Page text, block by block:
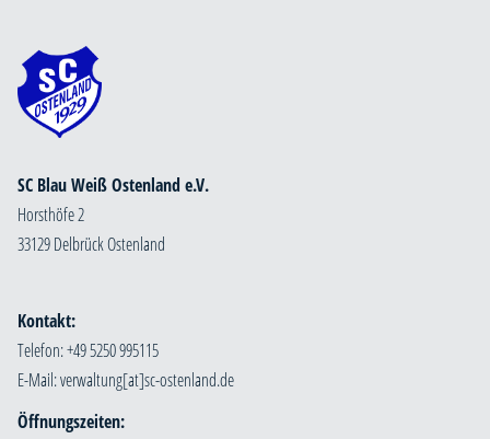
SC Blau Weiß Ostenland e.V.
Horsthöfe 2
33129 Delbrück Ostenland
Kontakt:
Telefon: +49 5250 995115
E-Mail:
Öffnungszeiten: